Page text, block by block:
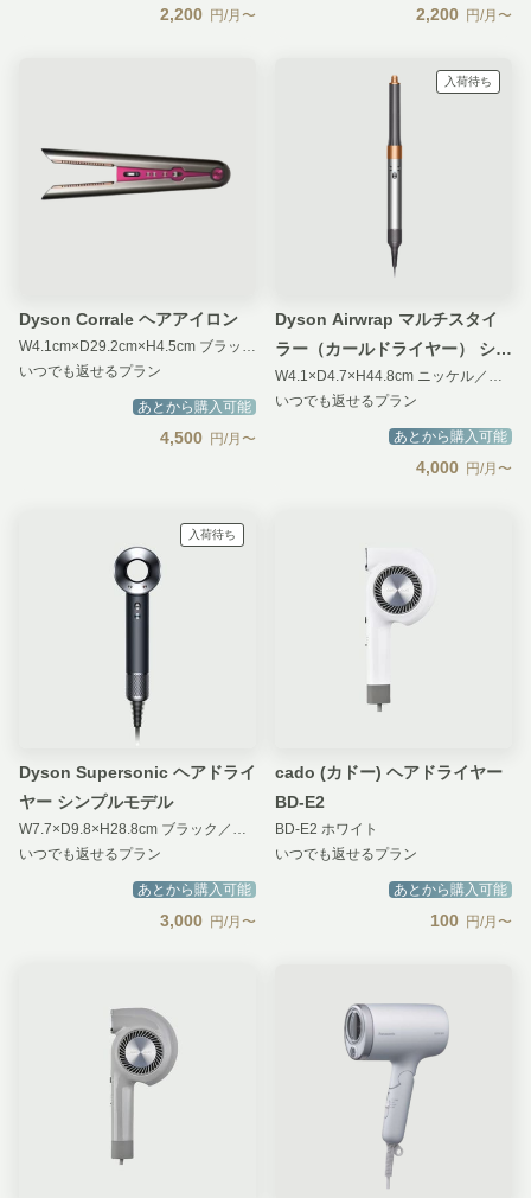
2,200 円/月〜 2,200 円/月〜
Dyson Corrale ヘアアイロン
W4.1cm×D29.2cm×H4.5cm ブラックニッケル／フューシャ
いつでも返せるプラン
あとから購入可能
4,500 円/月〜
入荷待ち
Dyson Airwrap マルチスタイ
ラー（カールドライヤー） シン
プルモデル
W4.1×D4.7×H44.8cm ニッケル／コッパー
いつでも返せるプラン
あとから購入可能
4,000 円/月〜
入荷待ち
Dyson Supersonic ヘアドライ
ヤー シンプルモデル
W7.7×D9.8×H28.8cm ブラック／ニッケル
いつでも返せるプラン
あとから購入可能
3,000 円/月〜
cado (カドー) ヘアドライヤー
BD-E2
BD-E2 ホワイト
いつでも返せるプラン
あとから購入可能
100 円/月〜